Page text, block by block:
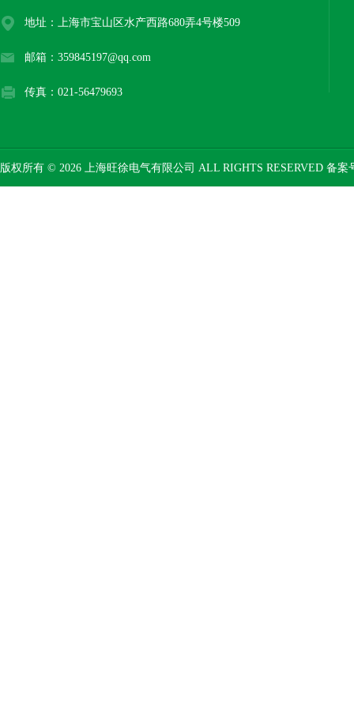
地址：上海市宝山区水产西路680弄4号楼509
邮箱：359845197@qq.com
传真：021-56479693
版权所有 © 2026 上海旺徐电气有限公司 ALL RIGHTS RESERVED 备案